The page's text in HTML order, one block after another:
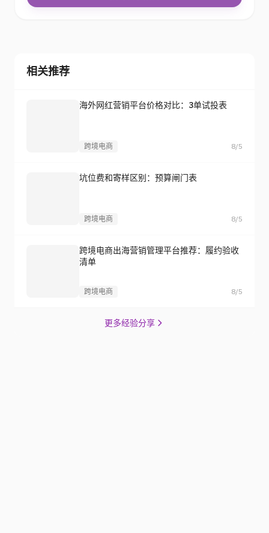
跨境电商出海营销管理平台推荐：履约验收清单
智能选品AI，选出出海新增长
基于多市场数据与业务条件，构建更有胜率的选品池与上